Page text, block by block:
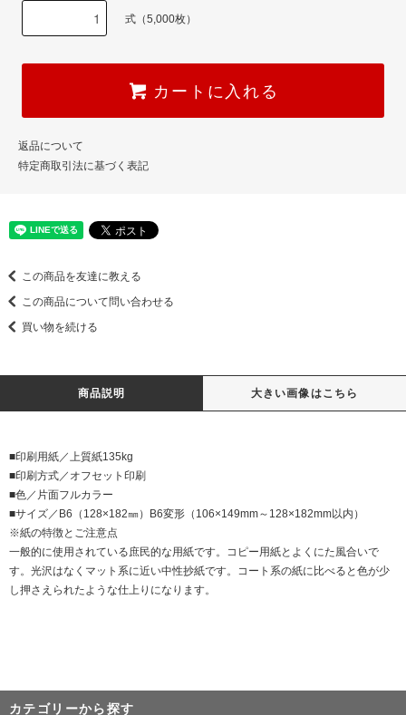
式（5,000枚）
カートに入れる
返品について
特定商取引法に基づく表記
この商品を友達に教える
この商品について問い合わせる
買い物を続ける
商品説明 大きい画像はこちら
■印刷用紙／上質紙135kg
■印刷方式／オフセット印刷
■色／片面フルカラー
■サイズ／B6（128×182㎜）B6変形（106×149mm～128×182mm以内）
※紙の特徴とご注意点
一般的に使用されている庶民的な用紙です。コピー用紙とよくにた風合いで
す。光沢はなくマット系に近い中性抄紙です。コート系の紙に比べると色が少
し押さえられたような仕上りになります。
カテゴリーから探す